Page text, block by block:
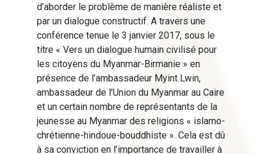
d’aborder le problème de manière réaliste et
par un dialogue constructif. A travers une
conférence tenue le 3 janvier 2017, sous le
titre « Vers un dialogue humain civilisé pour
les citoyens du Myanmar-Birmanie » en
présence de l’ambassadeur Myint Lwin,
ambassadeur de l’Union du Myanmar au Caire
et un certain nombre de représentants de la
jeunesse au Myanmar des religions « islamo-
chrétienne-hindoue-bouddhiste ». Cela est dû
à sa conviction en l’importance de travailler à